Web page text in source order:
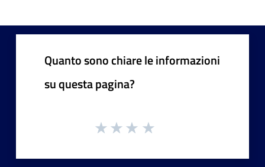
Quanto sono chiare le informazioni
su questa pagina?